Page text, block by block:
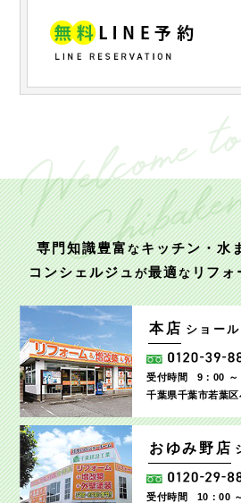
専門知識豊富なキッチン・水
コンシェルジュが最適なリフォ
本店 ショー
受付時間
9：00 ～
千葉県千葉市若葉区
おゆみ野店
受付時間
10：00